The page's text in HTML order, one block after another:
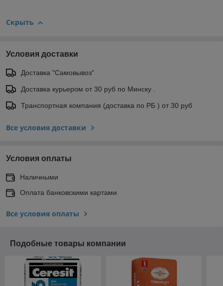
Скрыть
Условия доставки
Доставка "Самовывоз"
Доставка курьером от 30 руб по Минску .
Транспортная компания (доставка по РБ ) от 30 руб
Все условия доставки
Условия оплаты
Наличными
Оплата банковскими картами
Все условия оплаты
Подобные товары компании